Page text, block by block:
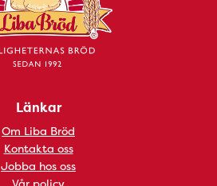
Länkar
Om Liba Bröd
Kontakta oss
Jobba hos oss